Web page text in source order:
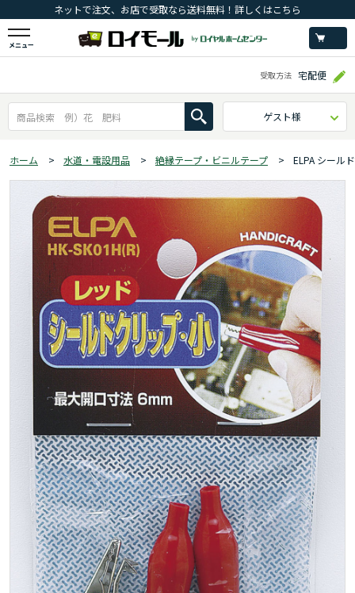
ネットで注文、お店で受取なら送料無料！詳しくはこちら
メニュー
受取方法 宅配便
ゲスト様
ホーム > 水道・電設用品 > 絶縁テープ・ビニルテープ > ELPA シール